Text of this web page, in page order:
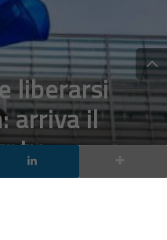
liberarsi
arriva il
per la